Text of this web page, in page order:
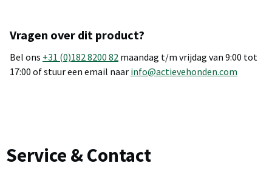
Vragen over dit product?
Bel ons +31 (0)182 8200 82 maandag t/m vrijdag van 9:00 tot
17:00 of stuur een email naar info@actievehonden.com
Service & Contact